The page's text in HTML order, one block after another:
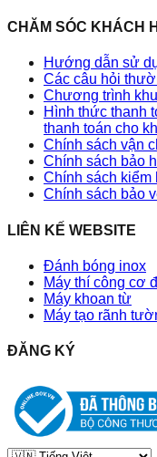
CHĂM SÓC KHÁCH
Hướng dẫn sử
Các câu hỏi
Chương trình
Hình thức thanh
thanh toán cho
Chính sách vận
Chính sách bảo
Chính sách kiểm
Chính sách bảo
LIÊN KẾ WEBSITE
Đánh bóng inox
Máy thí công cơ
Máy khoan từ
Máy tạo rãnh
ĐĂNG KÝ